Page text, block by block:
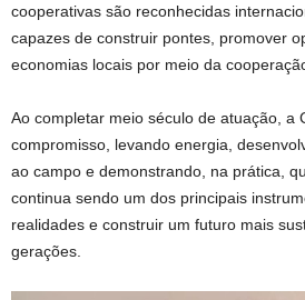
cooperativas são reconhecidas
capazes de construir pontes, promover
economias locais por meio da
Ao completar meio século de atuação, a
compromisso, levando energia,
ao campo e demonstrando, na prática,
continua sendo um dos principais
realidades e construir um futuro mais
gerações.